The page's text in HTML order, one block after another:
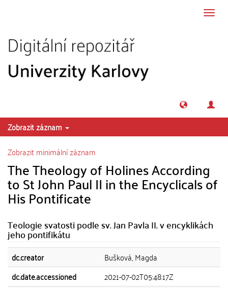
Zobrazit záznam
Zobrazit minimální záznam
The Theology of Holines According
to St John Paul II in the Encyclicals of
His Pontificate
Teologie svatosti podle sv. Jan Pavla II. v encyklikách
jeho pontifikátu
dc.creator
Bušková, Magda
dc.date.accessioned
2021-07-02T05:48:17Z